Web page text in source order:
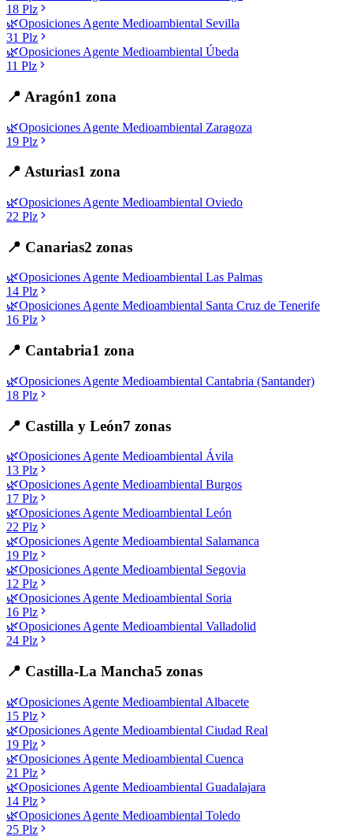
18 Plz
🌿Oposiciones Agente Medioambiental Sevilla
31 Plz
🌿Oposiciones Agente Medioambiental Úbeda
11 Plz
📍 Aragón1 zona
🌿Oposiciones Agente Medioambiental Zaragoza
19 Plz
📍 Asturias1 zona
🌿Oposiciones Agente Medioambiental Oviedo
22 Plz
📍 Canarias2 zonas
🌿OposicionesAgente Medioambiental Las Palmas
14 Plz
🌿OposicionesAgente Medioambiental Santa Cruz de Tenerife
16 Plz
📍 Cantabria1 zona
🌿Oposiciones Agente Medioambiental Cantabria (Santander)
18 Plz
📍 Castilla y León7 zonas
🌿Oposiciones Agente Medioambiental Ávila
13 Plz
🌿Oposiciones Agente Medioambiental Burgos
17 Plz
🌿Oposiciones Agente Medioambiental León
22 Plz
🌿Oposiciones Agente Medioambiental Salamanca
19 Plz
🌿Oposiciones Agente Medioambiental Segovia
12 Plz
🌿Oposiciones Agente Medioambiental Soria
16 Plz
🌿Oposiciones Agente Medioambiental Valladolid
24 Plz
📍 Castilla-La Mancha5 zonas
🌿Oposiciones Agente Medioambiental Albacete
15 Plz
🌿Oposiciones Agente Medioambiental Ciudad Real
19 Plz
🌿Oposiciones Agente Medioambiental Cuenca
21 Plz
🌿Oposiciones Agente Medioambiental Guadalajara
14 Plz
🌿Oposiciones Agente Medioambiental Toledo
25 Plz